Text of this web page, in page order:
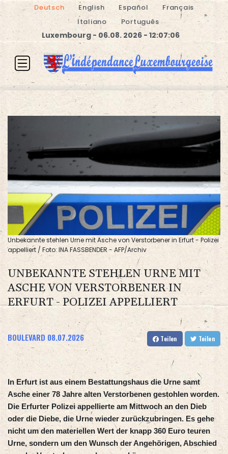
Deutsch English Español
Français
Italiano
Português
Luxembourg - 06.08. 2026 - 12:07:06
Unbekannte stehlen Urne mit Asche von Verstorbener in Erfurt - Polizei
appelliert / Foto: INA FASSBENDER - AFP/Archiv
UNBEKANNTE STEHLEN URNE MIT
ASCHE VON VERSTORBENER IN
ERFURT - POLIZEI APPELLIERT
BOULEVARD 08.07.2026 Teilen Teilen
In Erfurt ist aus einem Bestattungshaus die Urne samt
Asche einer 78 Jahre alten Verstorbenen gestohlen worden.
Die Erfurter Polizei appellierte am Mittwoch an den Dieb
oder die Diebe, die Urne wieder zurückzubringen. Es gehe
nicht um den materiellen Wert der knapp 360 Euro teuren
Urne, sondern um den Wunsch der Angehörigen, Abschied